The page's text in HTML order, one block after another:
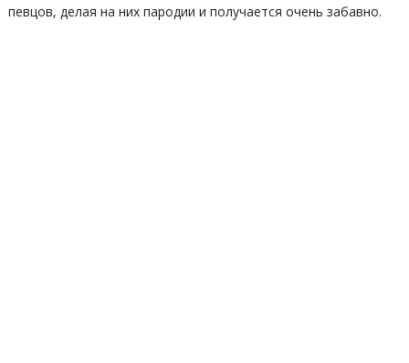
певцов, делая на них пародии и получается очень забавно.